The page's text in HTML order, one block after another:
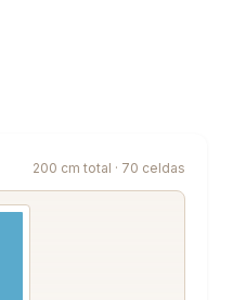
200 cm total · 70 celdas